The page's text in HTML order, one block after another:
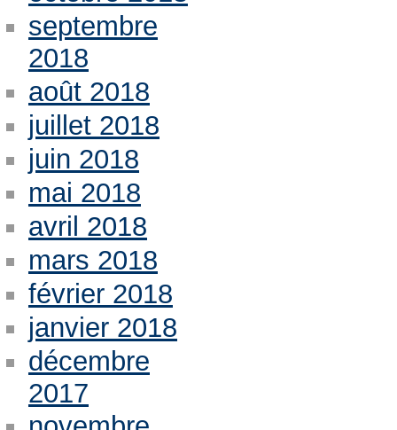
septembre
2018
août 2018
juillet 2018
juin 2018
mai 2018
avril 2018
mars 2018
février 2018
janvier 2018
décembre
2017